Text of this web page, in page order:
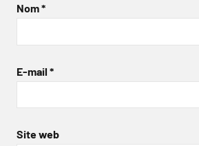
Nom*
E-mail *
Site web